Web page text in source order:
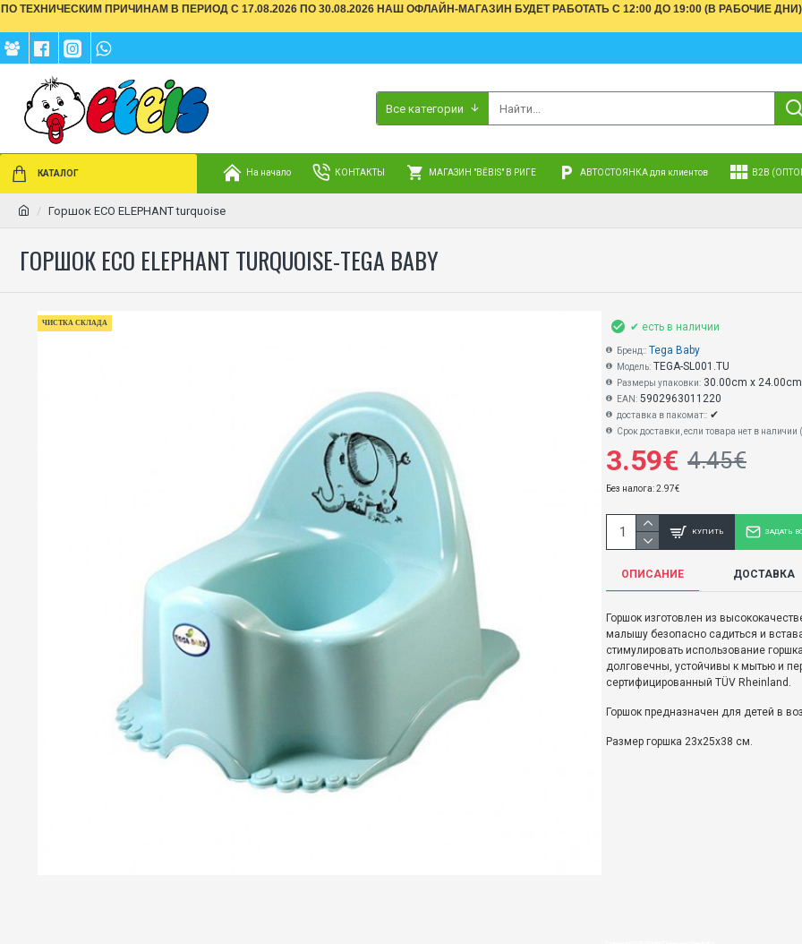
ПО ТЕХНИЧЕСКИМ ПРИЧИНАМ В ПЕРИОД С 17.08.2026 ПО 30.08.2026 НАШ ОФЛАЙН-МАГАЗИН БУДЕТ РАБОТАТЬ С 12:00 ДО 19:00 (В РАБОЧИЕ
Все категории
КАТАЛОГ На начало КОНТАКТЫ МАГАЗИН "BĒBIS" В РИГЕ АВТОСТОЯНКА для клиентов B2B
Горшок ECO ELEPHANT turquoise
ГОРШОК ECO ELEPHANT TURQUOISE-TEGA BABY
ЧИСТКА СКЛАДА
3.59€ 4.45€
Без налога: 2.97€
✔ есть в наличии
Бренд:: Tega Baby
Модель: TEGA-SL001.TU
Размеры упаковки: 30.00cm x
EAN: 5902963011220
доставка в пакомат:: ✔
Срок доставки, если товара нет в наличии
КУПИТЬ ЗАДАТЬ
ОПИСАНИЕ ДОСТАВКА
Горшок изготовлен из
малышу безопасно садиться и
стимулировать использование
долговечны, устойчивы к мытью и
сертифицированный TÜV Rheinland.
Горшок предназначен для детей в
Размер горшка 23х25х38 см.